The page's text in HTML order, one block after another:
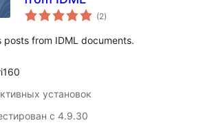
(2общий
рейтинг
)
posts from IDML documents.
установок
с 4.9.30